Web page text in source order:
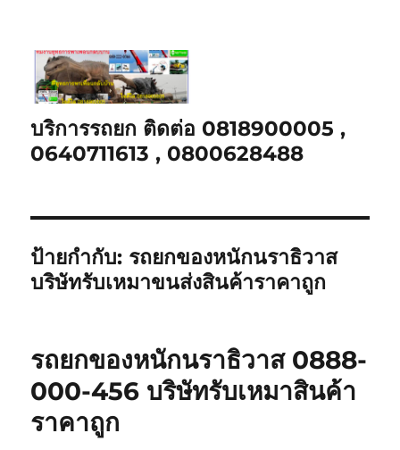
บริการรถยก ติดต่อ 0818900005 ,
0640711613 , 0800628488
ป้ายกำกับ: รถยกของหนักนราธิวาส
บริษัทรับเหมาขนส่งสินค้าราคาถูก
รถยกของหนักนราธิวาส 0888-
000-456 บริษัทรับเหมาสินค้า
ราคาถูก